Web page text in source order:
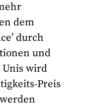
dem
durch
und
wird
Preis